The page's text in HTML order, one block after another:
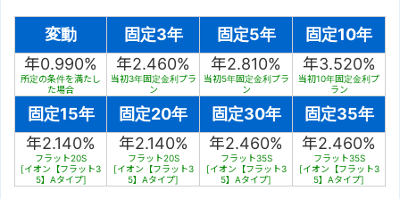
変動 固定3年 固定5年
固定10年
年0.990%
所定の条件を満たし
た場合
年2.460%
当初3年固定金利プラ
ン
年2.810%
当初5年固定金利プラ
ン
年3.520%
当初10年固定金利プ
ラン
固定15年 固定20年 固定30年
固定35年
年2.140%
フラット20S
[イオン【フラット3
5】Aタイプ]
年2.140%
フラット20S
[イオン【フラット3
5】Aタイプ]
年2.460%
フラット35S
[イオン【フラット3
5】Aタイプ]
年2.460%
フラット35S
[イオン【フラット3
5】Aタイプ]